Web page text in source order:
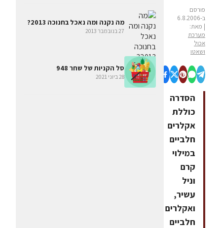
פורסם
ב-6.8.2006
| מאת:
מערכת
אכול
ושאטו
הסדרה
כוללת
אקלרים
חלביים
במילוי
קרם
וניל
עשיר,
ואקלרים
חלביים
מה נקנה ומה נאכל בחנוכה 2013?
27 בנובמבר 2013
סל הקניות של שחר 948
28 ביוני 2021